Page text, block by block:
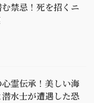
禁忌！死を招くニ
霊伝承！美しい海
水士が遭遇した恐